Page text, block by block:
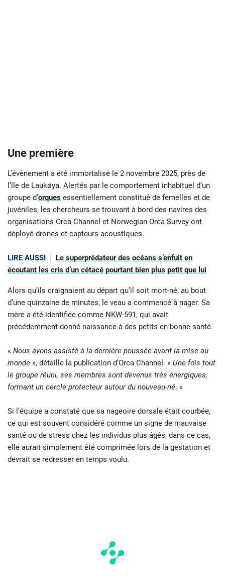
Une première
L’évènement a été immortalisé le 2 novembre 2025, près de
l’île de Laukøya. Alertés par le comportement inhabituel d’un
groupe d’orques essentiellement constitué de femelles et de
juvéniles, les chercheurs se trouvant à bord des navires des
organisations Orca Channel et Norwegian Orca Survey ont
déployé drones et capteurs acoustiques.
LIRE AUSSI
Le superprédateur des océans s’enfuit en
écoutant les cris d’un cétacé pourtant bien plus petit que lui
Alors qu’ils craignaient au départ qu’il soit mort-né, au bout
d’une quinzaine de minutes, le veau a commencé à nager. Sa
mère a été identifiée comme NKW-591, qui avait
précédemment donné naissance à des petits en bonne santé.
« Nous avons assisté à la dernière poussée avant la mise au
monde », détaille la publication d’Orca Channel. « Une fois tout
le groupe réuni, ses membres sont devenus très énergiques,
formant un cercle protecteur autour du nouveau-né. »
Si l’équipe a constaté que sa nageoire dorsale était courbée,
ce qui est souvent considéré comme un signe de mauvaise
santé ou de stress chez les individus plus âgés, dans ce cas,
elle aurait simplement été comprimée lors de la gestation et
devrait se redresser en temps voulu.